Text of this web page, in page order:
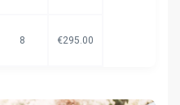
8 €295.00